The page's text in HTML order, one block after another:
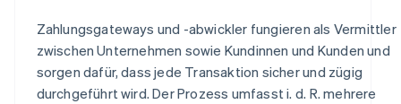
Zahlungsgateways und -abwickler fungieren als Vermittler
zwischen Unternehmen sowie Kundinnen und Kunden und
sorgen dafür, dass jede Transaktion sicher und zügig
durchgeführt wird. Der Prozess umfasst i. d. R. mehrere